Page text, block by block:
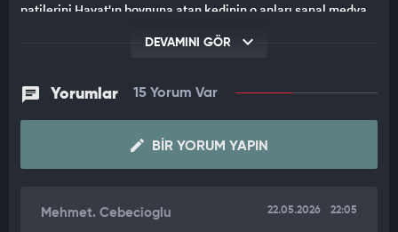
patilerini Hayat'ın boynuna atan kedinin o anları sanal medya
sebep yokken göz göze geldik. Kollarımı açtığımda birden
boynuma sarılmaya başladı" dedi.
İlçede züccaciye dükkanı işleten Ferhat Hayat, yaklaşık 1 yıl
yavrusu buldu. Kediyi sahiplenerek içeri alan Hayat, hayvanın
DEVAMINI GÖR
Yorumlar 15 Yorum Var
BIR YORUM YAPIN
Mehmet. Cebecioglu 22.05.2026 22:05